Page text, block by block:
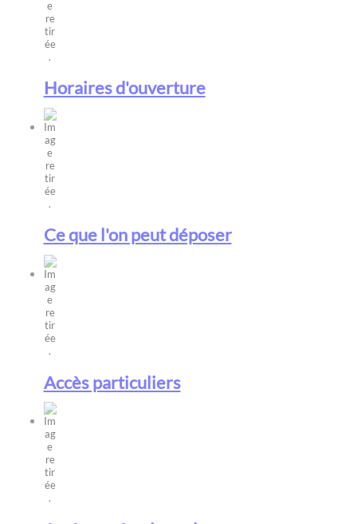
Horaires d'ouverture
Ce que l'on peut déposer
Accès particuliers